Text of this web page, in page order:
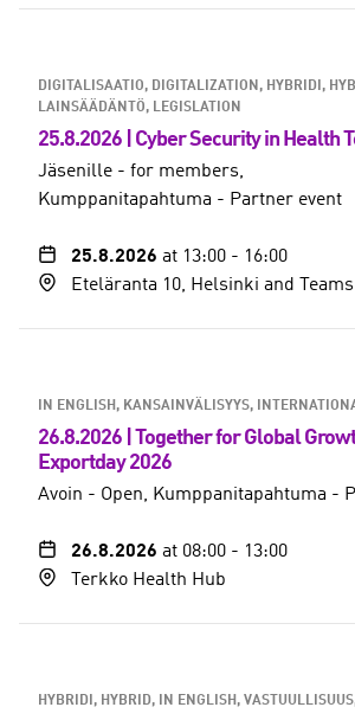
DIGITALISAATIO, DIGITALIZATION HYBRIDI,
LAINSÄÄDÄNTÖ, LEGISLATION
25.8.2026 | Cyber Security in Health
Jäsenille - for members
Kumppanitapahtuma - Partner event
25.8.2026 at 13:00 - 16:00
Eteläranta 10, Helsinki and Teams
IN ENGLISH KANSAINVÄLISYYS,
26.8.2026 | Together for Global
Exportday 2026
Avoin - Open Kumppanitapahtuma -
26.8.2026 at 08:00 - 13:00
Terkko Health Hub
HYBRIDI, HYBRID IN ENGLISH